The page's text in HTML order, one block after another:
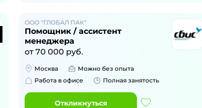
ООО "ГЛОБАЛ ПАК"
Помощник / ассистент
менеджера
от70 000 руб.
Москва
Можно без опыта
Работа в офисе
Полная занятость
Откликнуться